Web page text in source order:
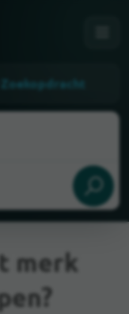
Zoekopdracht
merk